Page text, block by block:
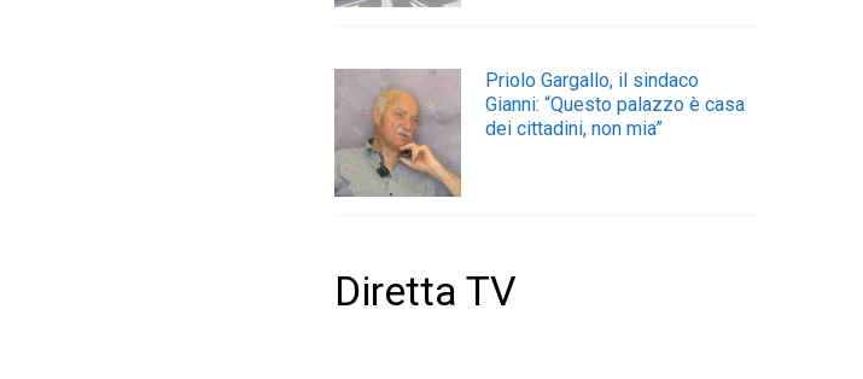
Priolo Gargallo, il sindaco
Gianni: “Questo palazzo è casa
dei cittadini, non mia”
Diretta TV